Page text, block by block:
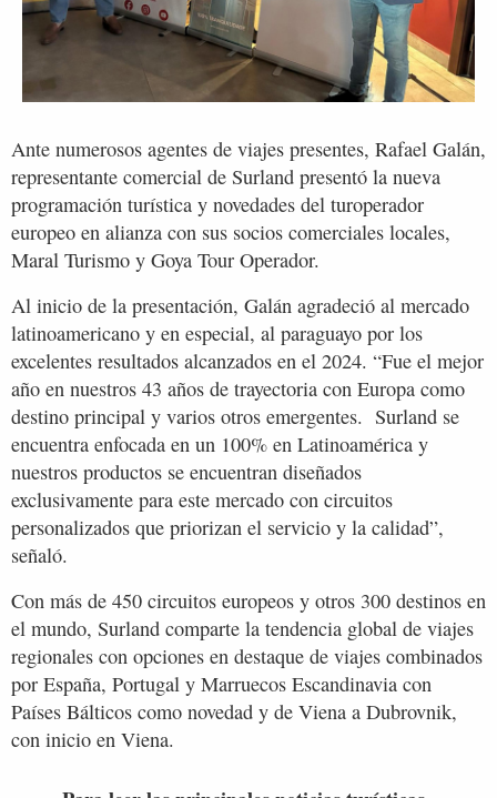
Ante numerosos agentes de viajes presentes, Rafael Galán,
representante comercial de Surland presentó la nueva
programación turística y novedades del turoperador
europeo en alianza con sus socios comerciales locales,
Maral Turismo y Goya Tour Operador.
Al inicio de la presentación, Galán agradeció al mercado
latinoamericano y en especial, al paraguayo por los
excelentes resultados alcanzados en el 2024. “Fue el mejor
año en nuestros 43 años de trayectoria con Europa como
destino principal y varios otros emergentes. Surland se
encuentra enfocada en un 100% en Latinoamérica y
nuestros productos se encuentran diseñados
exclusivamente para este mercado con circuitos
personalizados que priorizan el servicio y la calidad”,
señaló.
Con más de 450 circuitos europeos y otros 300 destinos en
el mundo, Surland comparte la tendencia global de viajes
regionales con opciones en destaque de viajes combinados
por España, Portugal y Marruecos Escandinavia con
Países Bálticos como novedad y de Viena a Dubrovnik,
con inicio en Viena.